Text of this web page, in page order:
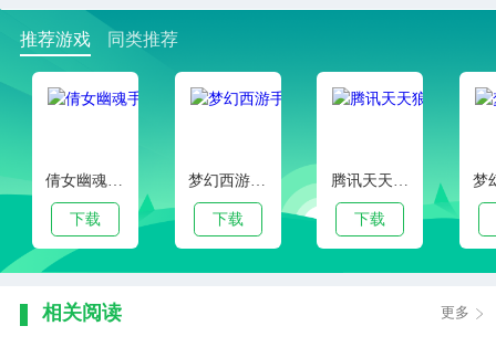
推荐游戏 同类推荐
倩女幽魂手游官服版本
下载
梦幻西游手游客户端下载
下载 下载
相关阅读 更多